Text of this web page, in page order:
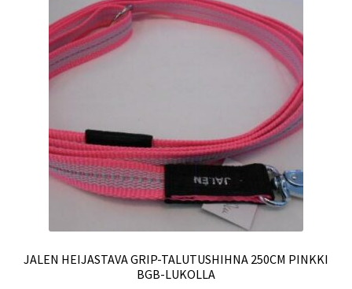
JALEN HEIJASTAVA GRIP-TALUTUSHIHNA 250CM PINKKI
BGB-LUKOLLA